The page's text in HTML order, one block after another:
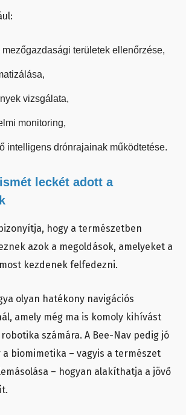
területek ellenőrzése,
vizsgálata,
monitoring,
intelligens drónrajainak működtetése.
leckét adott a
hogy a természetben
azok a megoldások, amelyeket a
kezdenek felfedezni.
olyan hatékony navigációs
amely még ma is komoly kihívást
számára. A Bee-Nav pedig jó
a biomimetika – vagyis a természet
– hogyan alakíthatja a jövő